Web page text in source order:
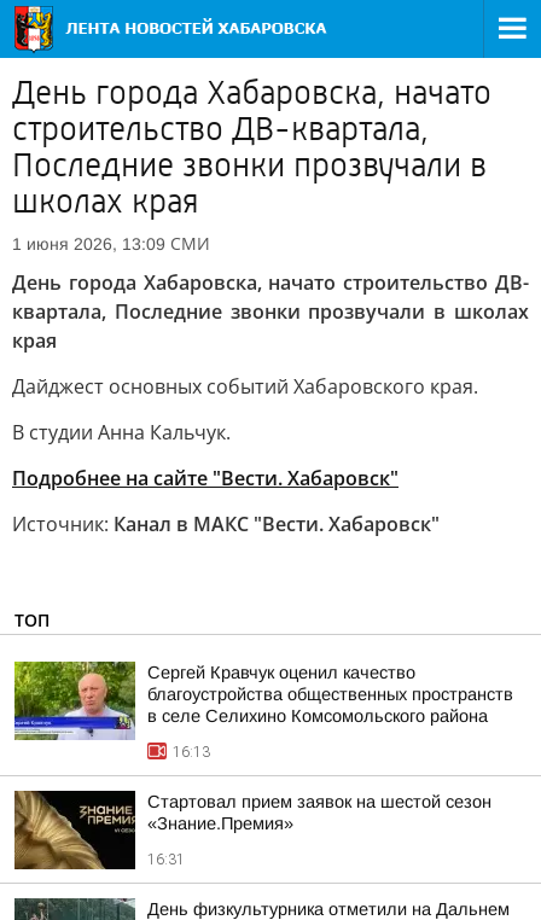
День города Хабаровска, начато
строительство ДВ-квартала,
Последние звонки прозвучали в
школах края
1 июня 2026, 13:09 СМИ
День города Хабаровска, начато строительство ДВ-
квартала, Последние звонки прозвучали в школах
края
Дайджест основных событий Хабаровского края.
В студии Анна Кальчук.
Подробнее на сайте "Вести. Хабаровск"
Источник: Канал в МАКС "Вести. Хабаровск"
ТОП
Сергей Кравчук оценил качество
благоустройства общественных пространств
в селе Селихино Комсомольского района
16:13
Стартовал прием заявок на шестой сезон
«Знание.Премия»
16:31
День физкультурника отметили на Дальнем